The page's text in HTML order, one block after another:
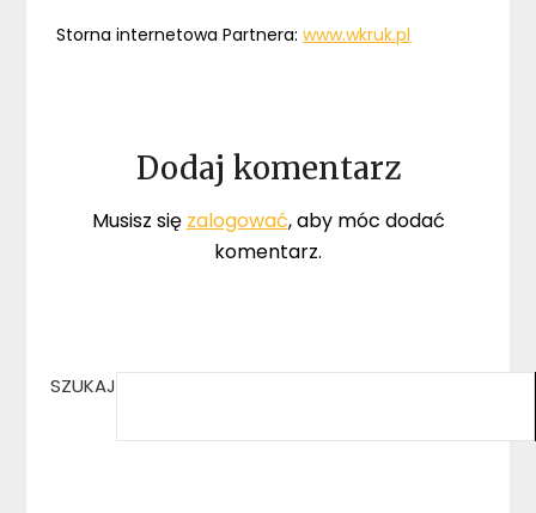
Storna internetowa Partnera:www.wkruk.pl
Dodaj komentarz
Musisz się zalogować, aby móc dodać
komentarz.
SZUKAJ